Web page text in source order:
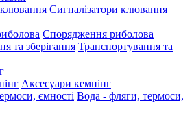
Сигналізатори клювання
Спорядження риболова
Транспортування та
Аксесуари кемпінг
Вода - фляги, термоси,